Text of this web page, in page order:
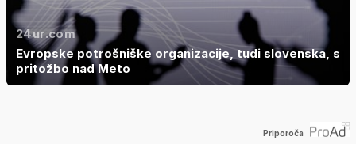
24ur.com
Evropske potrošniške organizacije, tudi slovenska, s
pritožbo nad Meto
Priporoča